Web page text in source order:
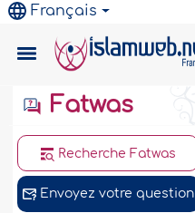
Français
Fatwas
Recherche Fatwas
Envoyez votre question